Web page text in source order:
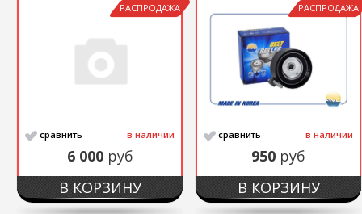
РАСПРОДАЖА
сравнить в наличии
6 000 руб
В КОРЗИНУ
РАСПРОДАЖА
сравнить в наличии
950 руб
В КОРЗИНУ